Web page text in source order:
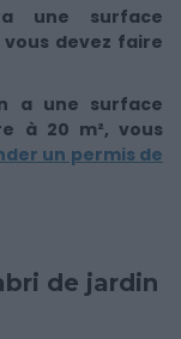
une surface
devez faire
a une surface
à 20 m², vous
un permis de
de jardin